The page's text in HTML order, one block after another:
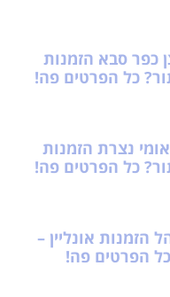
כפר סבא הזמנות
כל הפרטים פה!
נצרת הזמנות
כל הפרטים פה!
הזמנות אונליין –
כל הפרטים פה!